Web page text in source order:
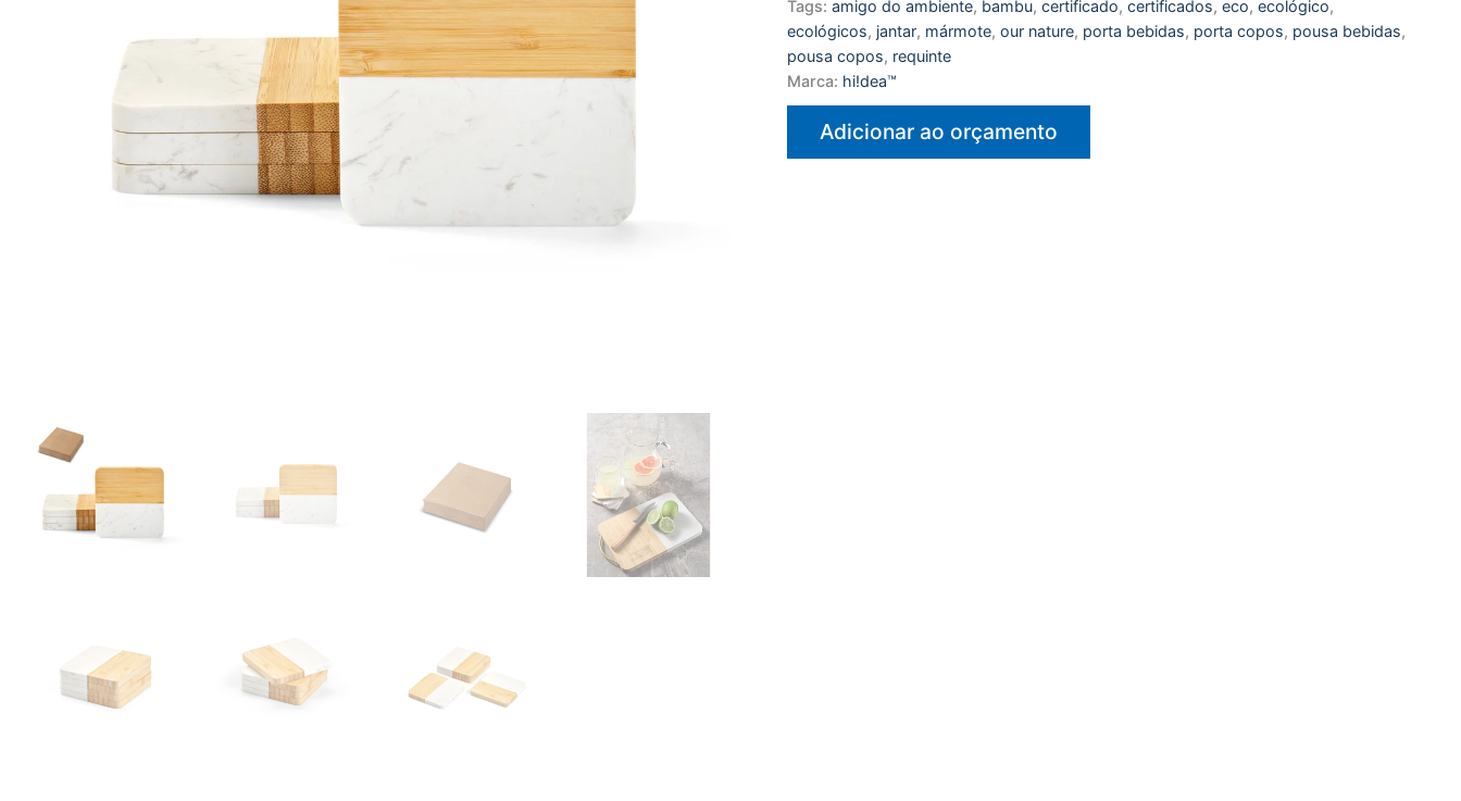
Tags:amigo do ambiente, bambu,certificado,certificados,eco,ecológico,
ecológicos, jantar, mármote,our nature, porta bebidas, porta copos, pousa bebidas,
pousa copos, requinte
Marca: hi!dea™
Adicionar ao orçamento